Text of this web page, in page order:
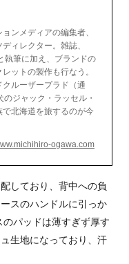
ンメディアの編集者、
ィレクター。雑誌、
執筆に加え、ブランドの
ットの製作も行なう。
ルーザープラド（通
ジャック・ラッセル・
北海道を旅するのが今
ogawa.com
しており、背中への負
スのハンドルに引っか
パッドは薄すぎず厚す
生地になっており、汗